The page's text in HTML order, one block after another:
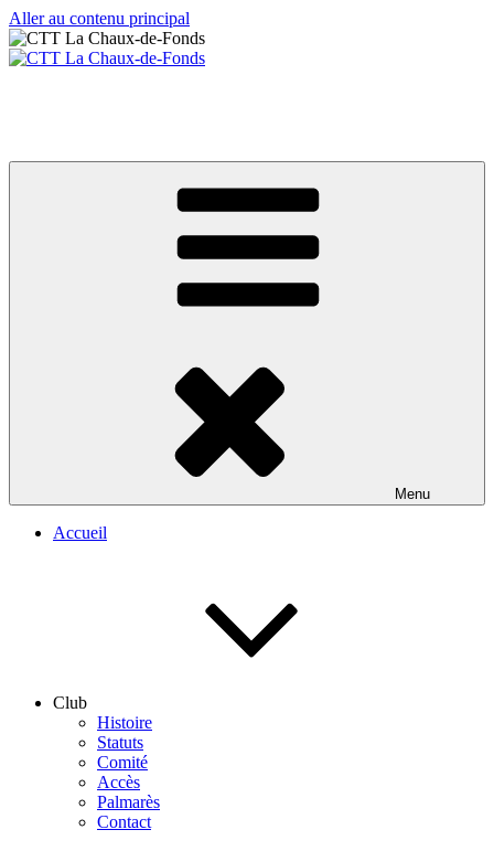
Aller au contenu principal
Menu
Accueil
Club
Histoire
Statuts
Comité
Accès
Palmarès
Contact